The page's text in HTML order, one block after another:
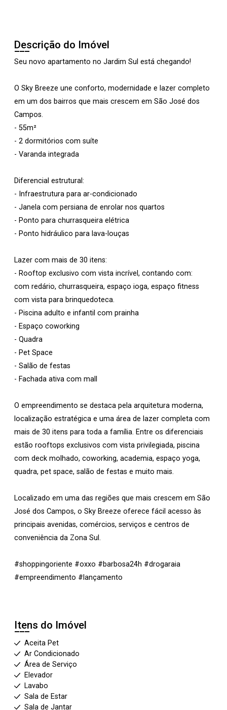
Descrição do Imóvel
Seu novo apartamento no Jardim Sul está chegando!
O Sky Breeze une conforto, modernidade e lazer completo
em um dos bairros que mais crescem em São José dos
Campos.
- 55m²
- 2 dormitórios com suíte
- Varanda integrada
Diferencial estrutural:
- Infraestrutura para ar-condicionado
- Janela com persiana de enrolar nos quartos
- Ponto para churrasqueira elétrica
- Ponto hidráulico para lava-louças
Lazer com mais de 30 itens:
- Rooftop exclusivo com vista incrível, contando com:
com redário, churrasqueira, espaço ioga, espaço fitness
com vista para brinquedoteca.
- Piscina adulto e infantil com prainha
- Espaço coworking
- Quadra
- Pet Space
- Salão de festas
- Fachada ativa com mall
O empreendimento se destaca pela arquitetura moderna,
localização estratégica e uma área de lazer completa com
mais de 30 itens para toda a família. Entre os diferenciais
estão rooftops exclusivos com vista privilegiada, piscina
com deck molhado, coworking, academia, espaço yoga,
quadra, pet space, salão de festas e muito mais.
Localizado em uma das regiões que mais crescem em São
José dos Campos, o Sky Breeze oferece fácil acesso às
principais avenidas, comércios, serviços e centros de
conveniência da Zona Sul.
#shoppingoriente #oxxo #barbosa24h #drogaraia
#empreendimento #lançamento
Itens do Imóvel
Aceita Pet
Ar Condicionado
Área de Serviço
Elevador
Lavabo
Sala de Estar
Sala de Jantar